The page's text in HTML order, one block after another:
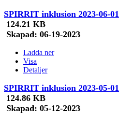
SPIRRIT inklusion 2023-06-01
124.21 KB
Skapad: 06-19-2023
Ladda ner
Visa
Detaljer
SPIRRIT inklusion 2023-05-01
124.86 KB
Skapad: 05-12-2023